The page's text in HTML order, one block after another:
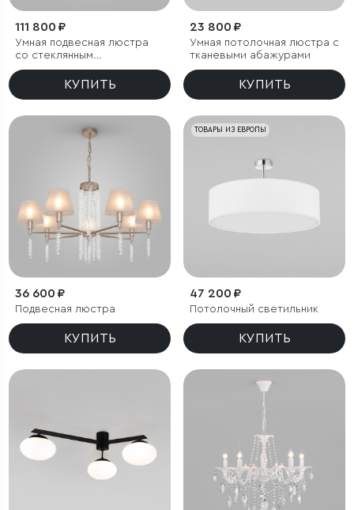
111 800 ₽
Умная подвесная люстра
со стеклянным
рассеивателем
КУПИТЬ
23 800 ₽
Умная потолочная люстра с
тканевыми абажурами
КУПИТЬ
36 600 ₽
Подвесная люстра
КУПИТЬ
ТОВАРЫ ИЗ ЕВРОПЫ
47 200 ₽
Потолочный светильник
КУПИТЬ